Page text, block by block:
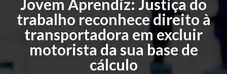
Jovem Aprendiz: Justiça do
trabalho reconhece direito à
transportadora em excluir
motorista da sua base de
cálculo